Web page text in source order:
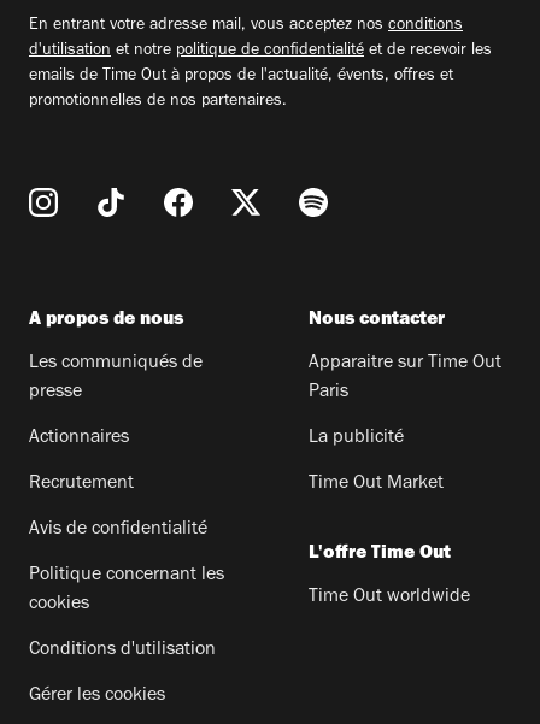
En entrant votre adresse mail, vous acceptez nos conditions
d'utilisation et notre politique de confidentialité et de recevoir les
emails de Time Out à propos de l'actualité, évents, offres et
promotionnelles de nos partenaires.
A propos de nous
Les communiqués de
presse
Actionnaires
Recrutement
Avis de confidentialité
Politique concernant les
cookies
Conditions d'utilisation
Gérer les cookies
Nous contacter
Apparaitre sur Time Out
Paris
La publicité
Time Out Market
L'offre Time Out
Time Out worldwide